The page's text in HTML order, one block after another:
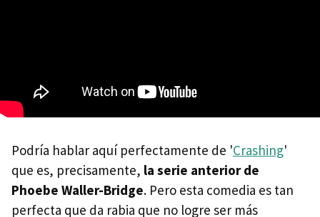
Podría hablar aquí perfectamente de 'Crashing'
que es, precisamente, la serie anterior de
Phoebe Waller-Bridge. Pero esta comedia es tan
perfecta que da rabia que no logre ser más